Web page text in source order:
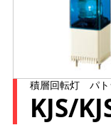
積層回転灯 パト
KJS/